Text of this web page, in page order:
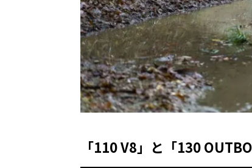
「110 V8」と「130